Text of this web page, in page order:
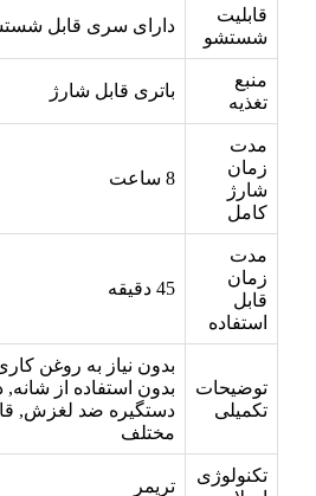
قابلیت
شستشو
دارای سری قابل شستشو
منبع
تغذیه
باتری قابل شارژ
مدت
زمان
شارژ
کامل
مدت
زمان
قابل
استفاده
توضیحات
تکمیلی
مختلف
تکنولوژی
تریمر